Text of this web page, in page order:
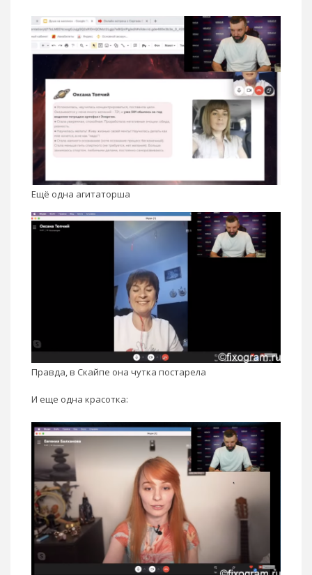
Ещё одна агитаторша
Правда, в Скайпе она чутка постарела
И еще одна красотка: